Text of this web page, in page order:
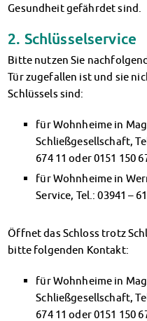
Gesundheit gefährdet sind.
2. Schlüsselservice
Bitte nutzen Sie
Tür zugefallen ist und sie
Schlüssels sind:
für Wohnheime in
Schließgesellschaft,
674 11 oder 0151 150
für Wohnheime in
Service, Tel.: 03941 –
Öffnet das Schloss trotz
bitte folgenden Kontakt:
für Wohnheime in
Schließgesellschaft,
674 11 oder 0151 150